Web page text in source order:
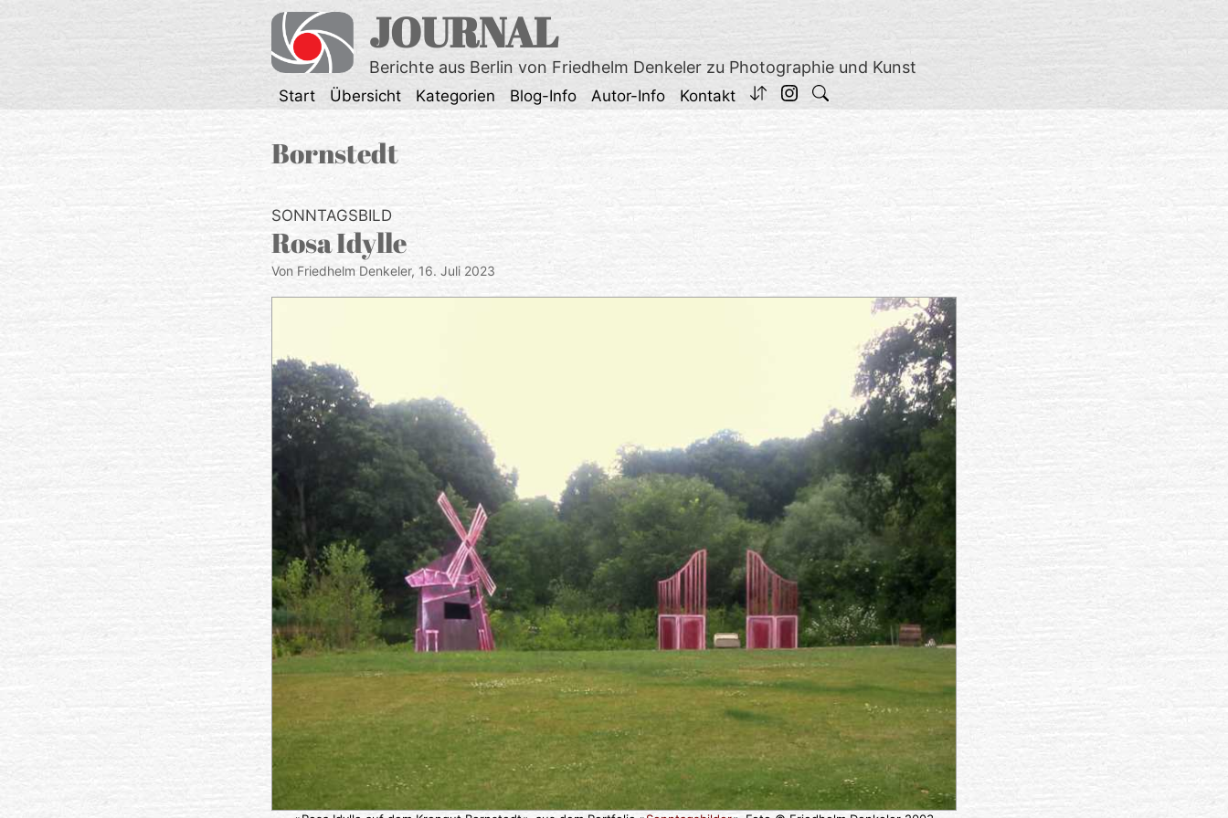
JOURNAL
Berichte aus Berlin von Friedhelm Denkeler zu Photographie und Kunst
Start Übersicht Kategorien Blog-Info Autor-Info Kontakt
Bornstedt
SONNTAGSBILD
Rosa Idylle
Von Friedhelm Denkeler, 16. Juli 2023